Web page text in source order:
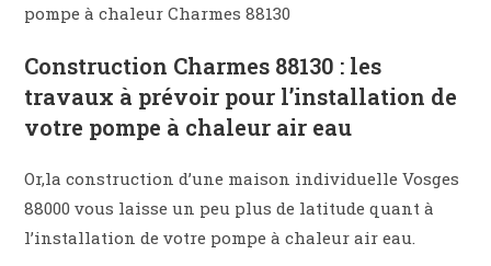
pompe à chaleur Charmes 88130
Construction Charmes 88130 : les
travaux à prévoir pour l’installation de
votre pompe à chaleur air eau
Or,la construction d’une maison individuelle Vosges
88000 vous laisse un peu plus de latitude quant à
l’installation de votre pompe à chaleur air eau.